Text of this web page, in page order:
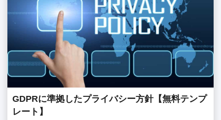
GDPRに準拠したプライバシー方針【無料テンプ
レート】